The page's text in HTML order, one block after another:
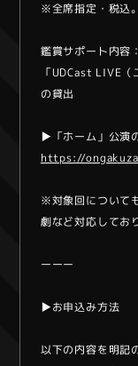
※全席指定・税込。
鑑賞サポート内容
「UDCast LIVE
の貸出
▶︎「ホーム」公演
https://
※対象回について
劇など対応してお
ーーー
▶︎お申込み方法
以下の内容を明記